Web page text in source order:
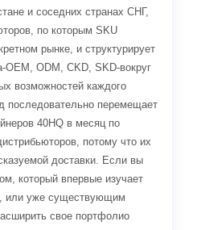
и соседних странах СНГ,
по которым SKU
рынке, и структурирует
ODM, CKD, SKD-вокруг
возможностей каждого
последовательно перемещает
40HQ в месяц по
потому что их
доставки. Если вы
который впервые изучает
или уже существующим
свое портфолио